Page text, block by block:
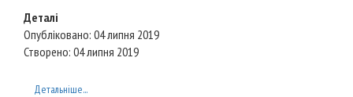
Деталі
Опубліковано: 04 липня 2019
Створено: 04 липня 2019
Детальніше...